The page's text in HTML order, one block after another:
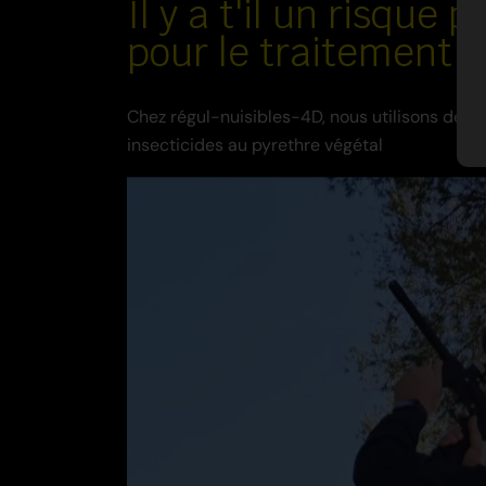
Il y a t'il un risque
pour le traitement
Chez régul-nuisibles-4D, nous utilisons des
insecticides au pyrethre végétal